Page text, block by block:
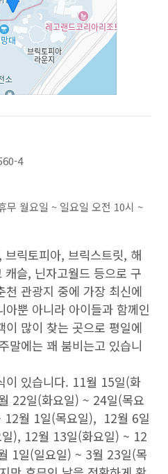
4
무 월요일 ~ 일요일 오전 10시 ~
릭토피아, 브릭스트릿, 해
슬, 닌자고월드 등으로 구
천 관광지 중에 가장 최신에
뿐 아니라 아이들과 함께인
이 많이 찾는 곳으로 평일에
말에는 꽤 붐비는고 있습니
이 있습니다. 11월 15일(화
22일(화요일) ~ 24일(목요
월 1일(목요일), 12월 6일
), 12월 13일(화요일) ~ 12
1일(일요일) ~ 3월 23일(목